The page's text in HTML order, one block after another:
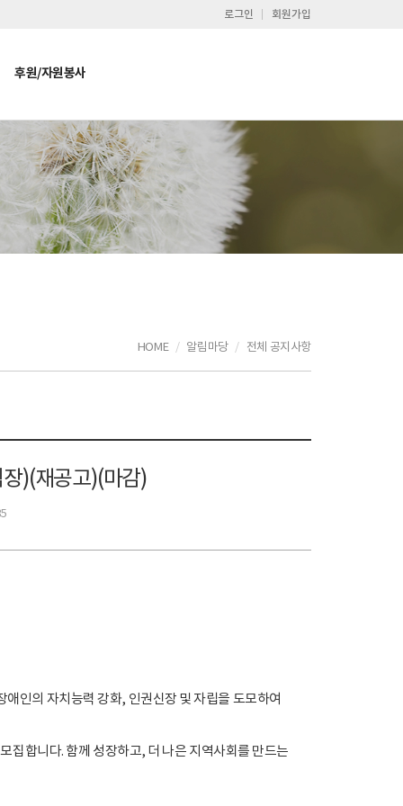
회원가입
로그인
후원/자원봉사
HOME 알림마당 전체 공지사항
)(재공고)(마감)
인의 자치능력 강화, 인권신장 및 자립을 도모하여
집합니다. 함께 성장하고, 더 나은 지역사회를 만드는